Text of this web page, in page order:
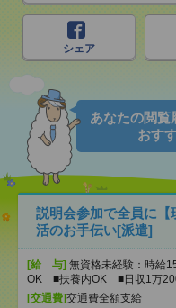
シェア
あなたの閲覧
おす
説明会参加で全員に【
活のお手伝い[派遣]
[給 与] 無資格未経験：時給
OK ■扶養内OK ■日収1万
[交通費]交通費全額支給